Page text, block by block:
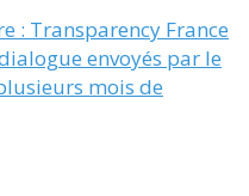
: Transparency France
envoyés par le
mois de